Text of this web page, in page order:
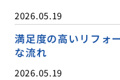
2026.05.19
満足度の高いリフォ
な流れ
2026.05.19